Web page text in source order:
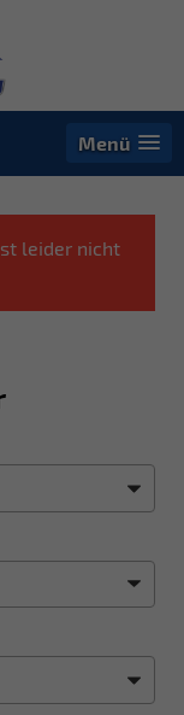
Menü
leider nicht